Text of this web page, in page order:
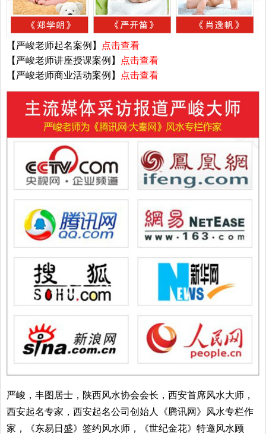
【严峻老师起名案例】
点击查看
【严峻老师讲座授课案例】
点击查看
【严峻老师商业活动案例】
点击查看
严峻，丰图居士，陕西风水协会会长，西安首席风水大师，
西安起名专家，西安起名公司创始人《腾讯网》风水专栏作
家，《东易日盛》签约风水师，《世纪金花》特邀风水顾